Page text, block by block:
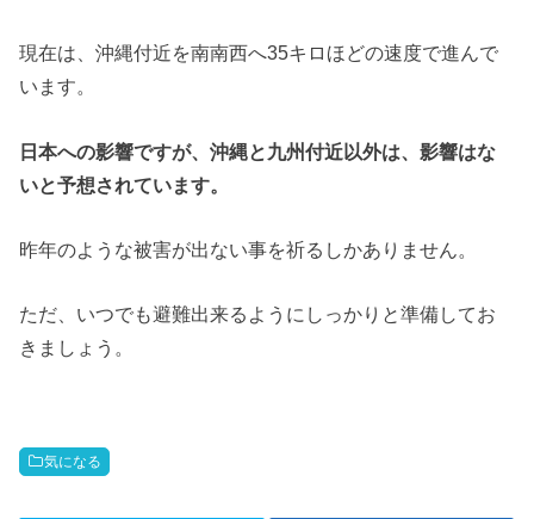
現在は、沖縄付近を南南西へ35キロほどの速度で進んで
います。
日本への影響ですが、沖縄と九州付近以外は、影響はな
いと予想されています。
昨年のような被害が出ない事を祈るしかありません。
ただ、いつでも避難出来るようにしっかりと準備してお
きましょう。
気になる